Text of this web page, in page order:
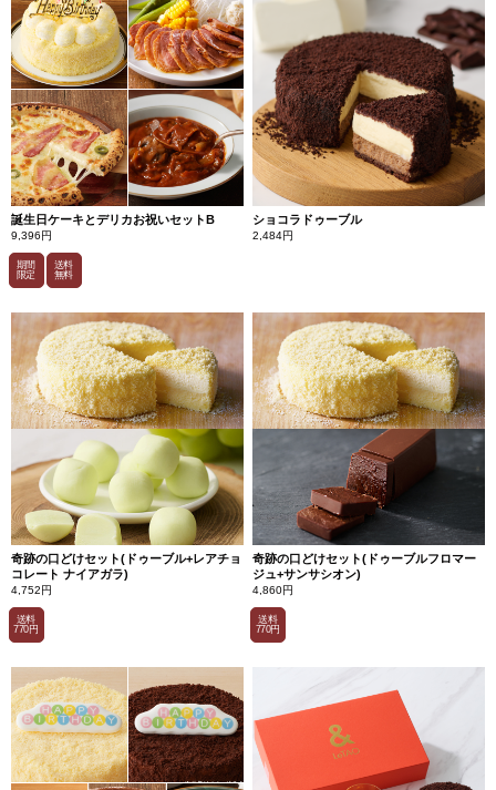
誕生日ケーキとデリカお祝いセットB
9,396円
期間
限定
送料
無料
ショコラドゥーブル
2,484円
奇跡の口どけセット(ドゥーブル+レアチョ
コレート ナイアガラ)
4,752円
送料
770円
奇跡の口どけセット(ドゥーブルフロマー
ジュ+サンサシオン)
4,860円
送料
770円